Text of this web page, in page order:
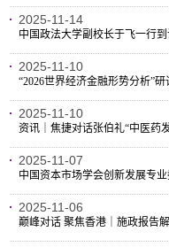
2025-11-14
中国政法大学副校长于飞一行
2025-11-10
“2026世界经济金融形势分析”研
2025-11-10
资讯｜焦捷对话张伯礼“中医药
2025-11-07
中国资本市场学会创新发展专
2025-11-06
巅峰对话 聚焦香港｜施政报告